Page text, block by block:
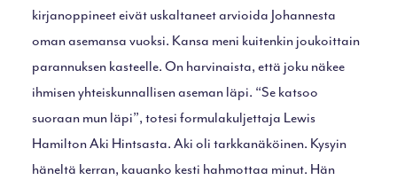
kirjanoppineet eivät uskaltaneet arvioida Johannesta
oman asemansa vuoksi. Kansa meni kuitenkin joukoittain
parannuksen kasteelle. On harvinaista, että joku näkee
ihmisen yhteiskunnallisen aseman läpi. “Se katsoo
suoraan mun läpi”, totesi formulakuljettaja Lewis
Hamilton Aki Hintsasta. Aki oli tarkkanäköinen. Kysyin
häneltä kerran, kauanko kesti hahmottaa minut. Hän